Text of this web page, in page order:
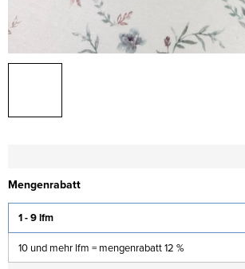
Mengenrabatt
1 - 9 lfm
10 und mehr lfm = mengenrabatt 12 %